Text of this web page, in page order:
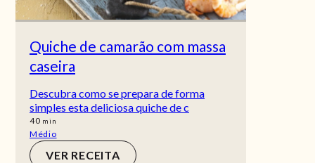
Quiche de camarão com massa
caseira
Descubra como se prepara de forma
simples esta deliciosa quiche de c
40min
min
Médio
VER RECEITA